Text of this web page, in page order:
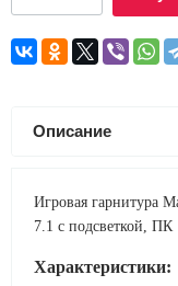
Описание
Игровая гарнитура
7.1 с подсветкой, ПК
Характеристики: